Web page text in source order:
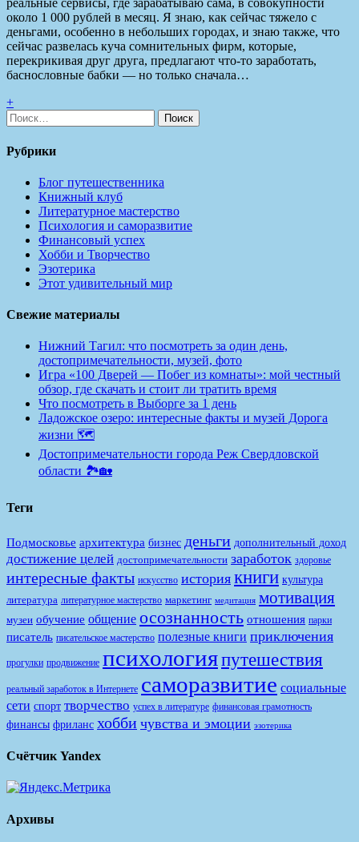
реальные сервисы, где зарабатываю сама, в совокупности
около 1 000 рублей в месяц. Я знаю, как сейчас тяжело с
деньгами, особенно в небольших городах, и знаю также, что
сейчас развелась куча сомнительных фирм, которые,
перекрикивая друг друга, предлагают что-то заработать,
баснословные бабки — но только сначала…
+
Найти:
Рубрики
Блог путешественника
Книжный клуб
Литературное мастерство
Психология и саморазвитие
Финансовый успех
Хобби и Творчество
Эзотерика
Этот удивительный мир
Свежие материалы
Нижний Тагил: что посмотреть за один день,
достопримечательности, музей, фото
Игра «100 Дверей — Побег из комнаты»: мой честный
обзор, где скачать и стоит ли тратить время
Что посмотреть в Выборге за 1 день
Ладожское озеро: интересные факты и музей Дорога
жизни 🗺️
Достопримечательности города Реж Свердловской
области 🏞️🏡
Теги
Подмосковье архитектура бизнес деньги дополнительный доход
достижение целей достопримечательности заработок здоровье
интересные факты искусство история книги культура
литература литературное мастерство маркетинг медитация мотивация
музеи обучение общение осознанность отношения парки
писатель писательское мастерство полезные книги приключения
прогулки продвижение психологияпутешествия
реальный заработок в Интернете саморазвитие социальные
сети спорт творчество успех в литературе финансовая грамотность
финансы фриланс хобби чувства и эмоции эзотерика
Счётчик Yandex
Архивы